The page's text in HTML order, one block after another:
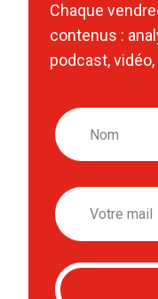
Chaque
contenus :
podcast,
Nom
Email